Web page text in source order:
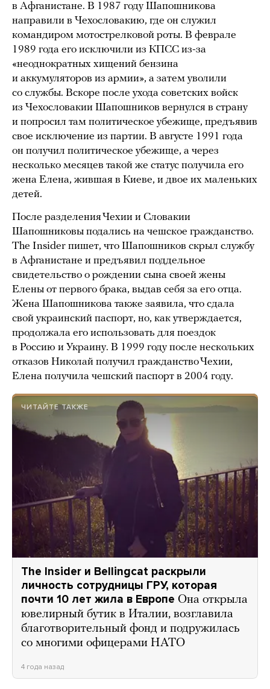
в Афганистане. В 1987 году Шапошникова
направили в Чехословакию, где он служил
командиром мотострелковой роты. В феврале
1989 года его исключили из КПСС из-за
«неоднократных хищений бензина
и аккумуляторов из армии», а затем уволили
со службы. Вскоре после ухода советских войск
из Чехословакии Шапошников вернулся в страну
и попросил там политическое убежище, предъявив
свое исключение из партии. В августе 1991 года
он получил политическое убежище, а через
несколько месяцев такой же статус получила его
жена Елена, жившая в Киеве, и двое их маленьких
детей.
После разделения Чехии и Словакии
Шапошниковы подались на чешское гражданство.
The Insider пишет, что Шапошников скрыл службу
в Афганистане и предъявил поддельное
свидетельство о рождении сына своей жены
Елены от первого брака, выдав себя за его отца.
Жена Шапошникова также заявила, что сдала
свой украинский паспорт, но, как утверждается,
продолжала его использовать для поездок
в Россию и Украину. В 1999 году после нескольких
отказов Николай получил гражданство Чехии,
Елена получила чешский паспорт в 2004 году.
ЧИТАЙТЕ ТАКЖЕ
The Insider и Bellingcat раскрыли
личность сотрудницы ГРУ, которая
почти 10 лет жила в Европе Она открыла
ювелирный бутик в Италии, возглавила
благотворительный фонд и подружилась
со многими офицерами НАТО
4 года назад